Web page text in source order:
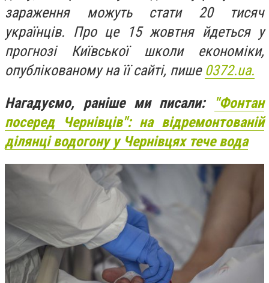
зараження можуть стати 20 тисяч
українців. Про це 15 жовтня йдеться у
прогнозі Київської школи економіки,
опублікованому на її сайті, пише 0372.ua.
Нагадуємо, раніше ми писали: "Фонтан
посеред Чернівців": на відремонтованій
ділянці водогону у Чернівцях тече вода